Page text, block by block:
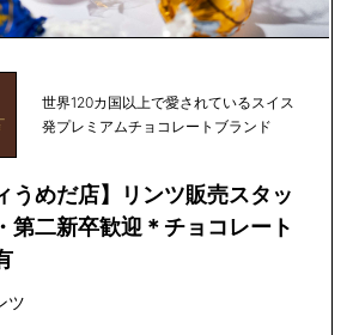
世界120カ国以上で愛されているスイス
発プレミアムチョコレートブランド
うめだ店】リンツ販売スタッ
第二新卒歓迎＊チョコレート
ツ